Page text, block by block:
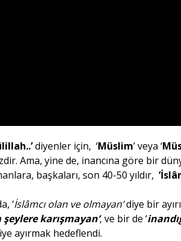
diyenler için, ‘Müslim’ veya ‘
Ama, yine de, inancına göre bir
başkaları, son 40-50 yıldır,
‘İslâmcı olan ve olmayan’diye bir
karışmayan’, ve bir de ‘
ayırmak hedeflendi.